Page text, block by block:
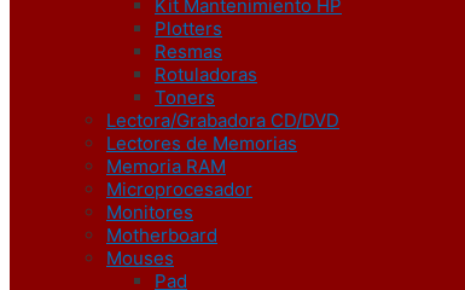
Kit Mantenimiento HP
Plotters
Resmas
Rotuladoras
Toners
Lectora/Grabadora CD/DVD
Lectores de Memorias
Memoria RAM
Microprocesador
Monitores
Motherboard
Mouses
Pad